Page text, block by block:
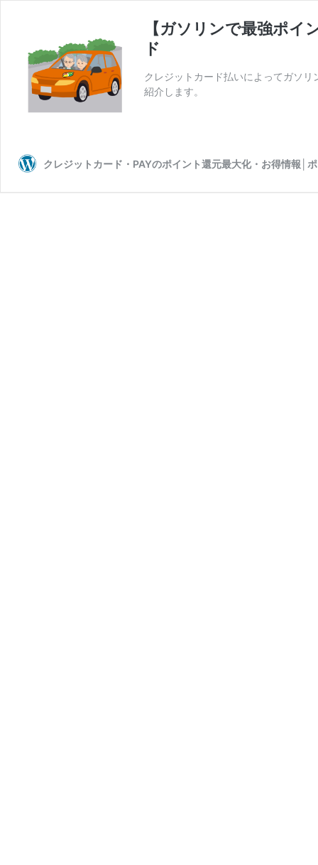
【ガソリンで最強ポ
ド
クレジットカード払いによってガソ
紹介します。
クレジットカード・PAYのポイント還元最大化・お得情報│